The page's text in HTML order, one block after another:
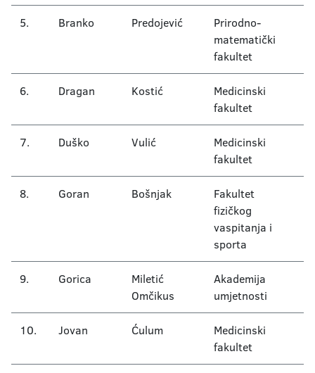
5. Branko Predojević
Prirodno-
matematički
fakultet
6. Dragan Kostić
Medicinski
fakultet
7. Duško Vulić
Medicinski
fakultet
8. Goran Bošnjak
Fakultet
fizičkog
vaspitanja i
sporta
9. Gorica
Miletić
Omčikus
Akademija
umjetnosti
10. Jovan Ćulum
Medicinski
fakultet